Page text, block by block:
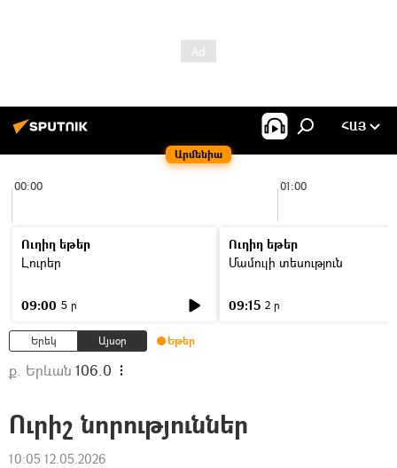
Արմենիա
ՀԱՅ
00:00 01:00
Ուղիղ եթեր
Լուրեր
09:00 5 ր
Ուղիղ եթեր
Մամուլի տեսություն
09:15 2 ր
Երեկ Այսօր Եթեր
ք. Երևան 106.0
Ուրիշ նորություններ
10:05 12.05.2026